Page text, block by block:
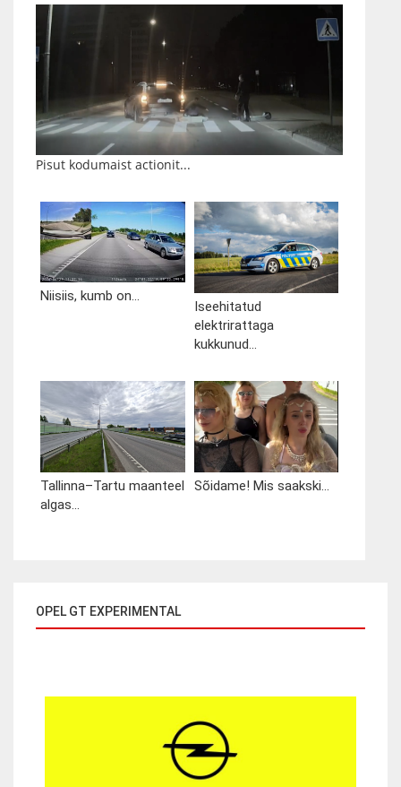
Pisut kodumaist actionit...
Niisiis, kumb on...
Iseehitatud
elektrirattaga
kukkunud...
Tallinna–Tartu maanteel
algas...
Sõidame! Mis saakski...
OPEL GT EXPERIMENTAL